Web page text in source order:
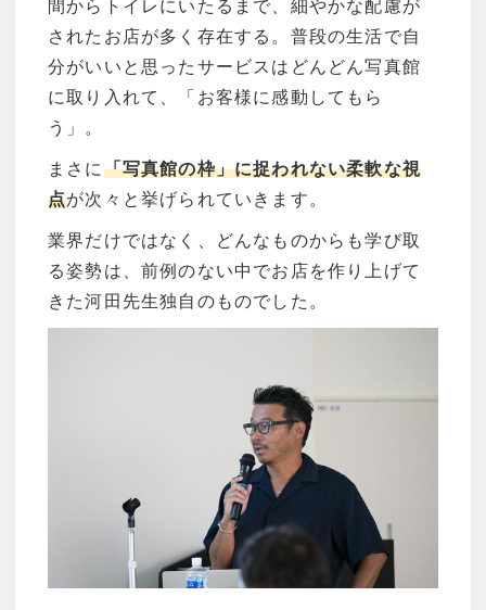
間からトイレにいたるまで、細やかな配慮が
されたお店が多く存在する。普段の生活で自
分がいいと思ったサービスはどんどん写真館
に取り入れて、「お客様に感動してもら
う」。
まさに 「写真館の枠」に捉われない柔軟な視
点が次々と挙げられていきます。
業界だけではなく、どんなものからも学び取
る姿勢は、前例のない中でお店を作り上げて
きた河田先生独自のものでした。